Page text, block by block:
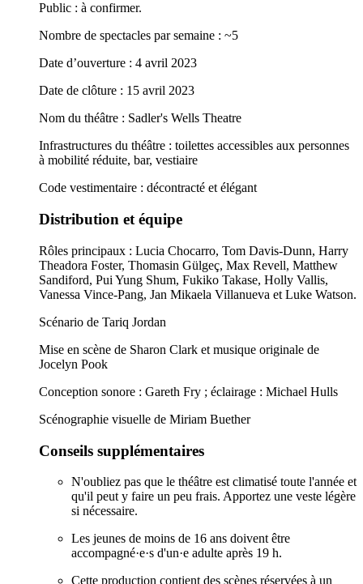
Public : à confirmer.
Nombre de spectacles par semaine : ~5
Date d’ouverture : 4 avril 2023
Date de clôture : 15 avril 2023
Nom du théâtre : Sadler's Wells Theatre
Infrastructures du théâtre : toilettes accessibles aux personnes
à mobilité réduite, bar, vestiaire
Code vestimentaire : décontracté et élégant
Distribution et équipe
Rôles principaux : Lucia Chocarro, Tom Davis-Dunn, Harry
Theadora Foster, Thomasin Gülgeç, Max Revell, Matthew
Sandiford, Pui Yung Shum, Fukiko Takase, Holly Vallis,
Vanessa Vince-Pang, Jan Mikaela Villanueva et Luke Watson.
Scénario de Tariq Jordan
Mise en scène de Sharon Clark et musique originale de
Jocelyn Pook
Conception sonore : Gareth Fry ; éclairage : Michael Hulls
Scénographie visuelle de Miriam Buether
Conseils supplémentaires
N'oubliez pas que le théâtre est climatisé toute l'année et
qu'il peut y faire un peu frais. Apportez une veste légère
si nécessaire.
Les jeunes de moins de 16 ans doivent être
accompagné·e·s d'un·e adulte après 19 h.
Cette production contient des scènes réservées à un